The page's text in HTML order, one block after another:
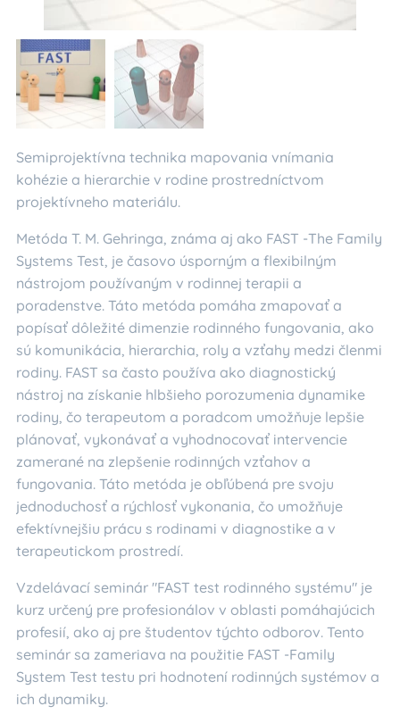
Semiprojektívna technika mapovania vnímania
kohézie a hierarchie v rodine prostredníctvom
projektívneho materiálu.
Metóda T. M. Gehringa, známa aj ako FAST -The Family
Systems Test, je časovo úsporným a flexibilným
nástrojom používaným v rodinnej terapii a
poradenstve. Táto metóda pomáha zmapovať a
popísať dôležité dimenzie rodinného fungovania, ako
sú komunikácia, hierarchia, roly a vzťahy medzi členmi
rodiny. FAST sa často používa ako diagnostický
nástroj na získanie hlbšieho porozumenia dynamike
rodiny, čo terapeutom a poradcom umožňuje lepšie
plánovať, vykonávať a vyhodnocovať intervencie
zamerané na zlepšenie rodinných vzťahov a
fungovania. Táto metóda je obľúbená pre svoju
jednoduchosť a rýchlosť vykonania, čo umožňuje
efektívnejšiu prácu s rodinami v diagnostike a v
terapeutickom prostredí.
Vzdelávací seminár "FAST test rodinného systému" je
kurz určený pre profesionálov v oblasti pomáhajúcich
profesií, ako aj pre študentov týchto odborov. Tento
seminár sa zameriava na použitie FAST -Family
System Test testu pri hodnotení rodinných systémov a
ich dynamiky.